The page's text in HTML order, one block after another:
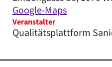
Google-Maps
Veranstalter
Qualitätsplattform